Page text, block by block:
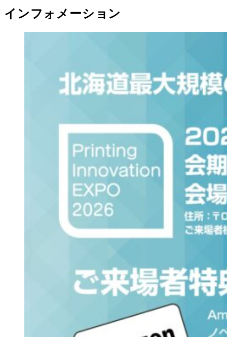
インフォメーション